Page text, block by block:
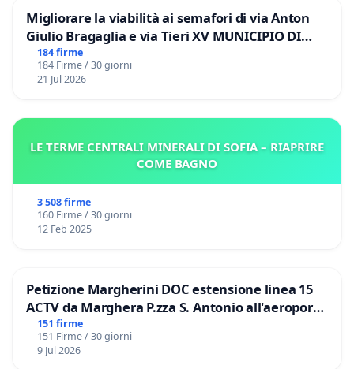
Migliorare la viabilità ai semafori di via Anton
Giulio Bragaglia e via Tieri XV MUNICIPIO DI
ROMA
184 firme
184 Firme / 30 giorni
21 Jul 2026
LE TERME CENTRALI MINERALI DI SOFIA – RIAPRIRE
COME BAGNO
3 508 firme
160 Firme / 30 giorni
12 Feb 2025
Petizione Margherini DOC estensione linea 15
ACTV da Marghera P.zza S. Antonio all'aeroporto
Marco Polo tariffa a € 1,50
151 firme
151 Firme / 30 giorni
9 Jul 2026